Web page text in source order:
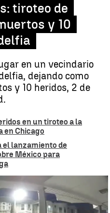
tiroteo de
y 10
en un vecindario
dejando como
y 10 heridos, 2 de
en un tiroteo a la
en Chicago
el lanzamiento de
México para
muertos y 10 heridos |
Noticias